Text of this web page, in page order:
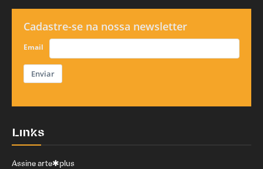
Cadastre-se na nossa newsletter
Email
Enviar
Links
Assine arte✱plus